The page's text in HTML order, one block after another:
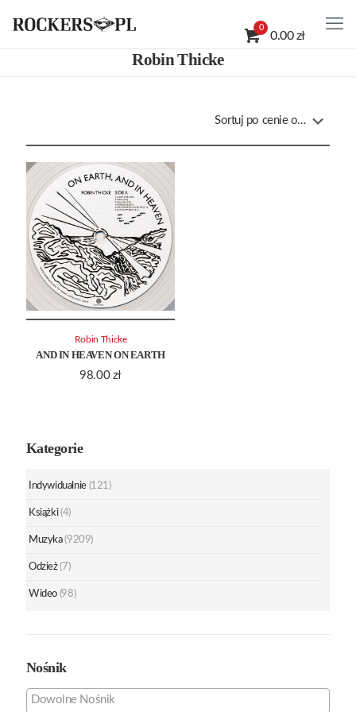
0
0.00 zł
Robin Thicke
AND IN HEAVEN ON EARTH
98.00 zł
Robin Thicke
Kategorie
Indywidualnie (121)
Książki (4)
Muzyka (9209)
Odzież (7)
Wideo (98)
Nośnik